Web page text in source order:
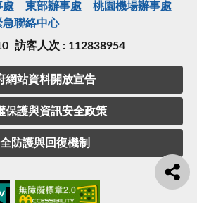
處
東部辦事處
桃園機場辦事處
急聯絡中⼼
訪客人次 : 112838954
網站資料開放宣告
保護與資訊安全政策
防護與回復機制